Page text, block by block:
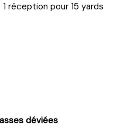
réception pour 15 yards
déviées